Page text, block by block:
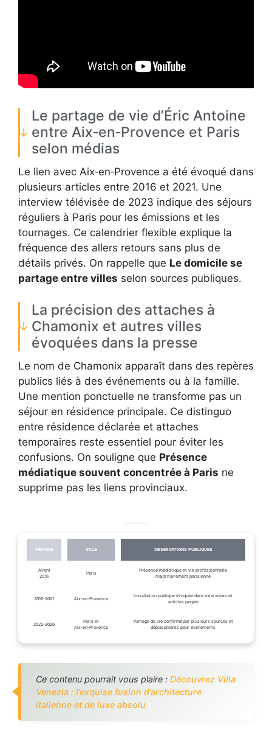
Le partage de vie d’Éric Antoine
entre Aix‑en‑Provence et Paris
selon médias
Le lien avec Aix‑en‑Provence a été évoqué dans
plusieurs articles entre 2016 et 2021. Une
interview télévisée de 2023 indique des séjours
réguliers à Paris pour les émissions et les
tournages. Ce calendrier flexible explique la
fréquence des allers retours sans plus de
détails privés. On rappelle que Le domicile se
partage entre villes selon sources publiques.
La précision des attaches à
Chamonix et autres villes
évoquées dans la presse
Le nom de Chamonix apparaît dans des repères
publics liés à des événements ou à la famille.
Une mention ponctuelle ne transforme pas un
séjour en résidence principale. Ce distinguo
entre résidence déclarée et attaches
temporaires reste essentiel pour éviter les
confusions. On souligne que Présence
médiatique souvent concentrée à Paris ne
supprime pas les liens provinciaux.
PÉRIODE VILLE OBSERVATIONS PUBLIQUES
Avant
2016
Paris
Présence médiatique et vie professionnelle
majoritairement parisienne
2016‑2021 Aix‑en‑Provence
Installation publique évoquée dans interviews et
articles people
2022‑2026
Paris et
Aix‑en‑Provence
Partage de vie confirmé par plusieurs sources et
déplacements pour événements
Ce contenu pourrait vous plaire : Découvrez Villa
Venezia : l’exquise fusion d’architecture
italienne et de luxe absolu